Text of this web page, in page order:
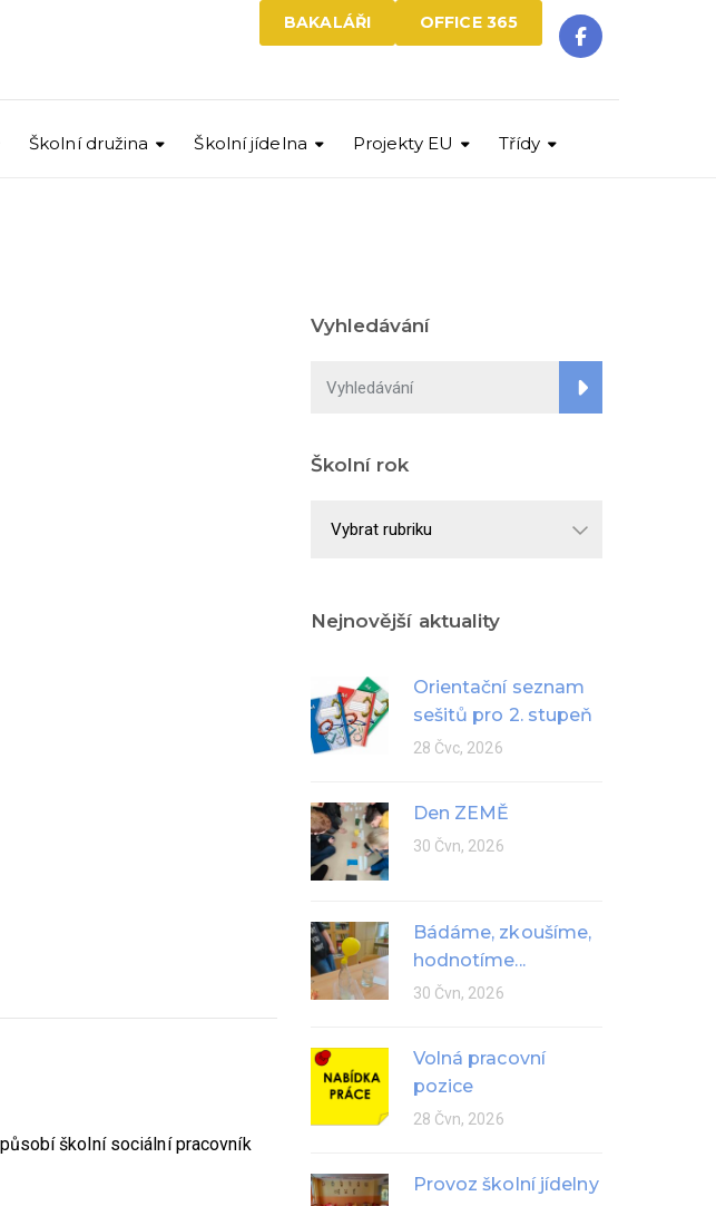
OFFICE 365
BAKALÁŘI
Školní družina Školní jídelna Projekty EU Třídy
školní sociální pracovník
Vyhledávání
Školní rok
Nejnovější aktuality
Orientační seznam
sešitů pro 2. stupeň
28 Čvc, 2026
Den ZEMĚ
30 Čvn, 2026
Bádáme, zkoušíme,
hodnotíme...
30 Čvn, 2026
Volná pracovní
pozice
28 Čvn, 2026
Provoz školní jídelny